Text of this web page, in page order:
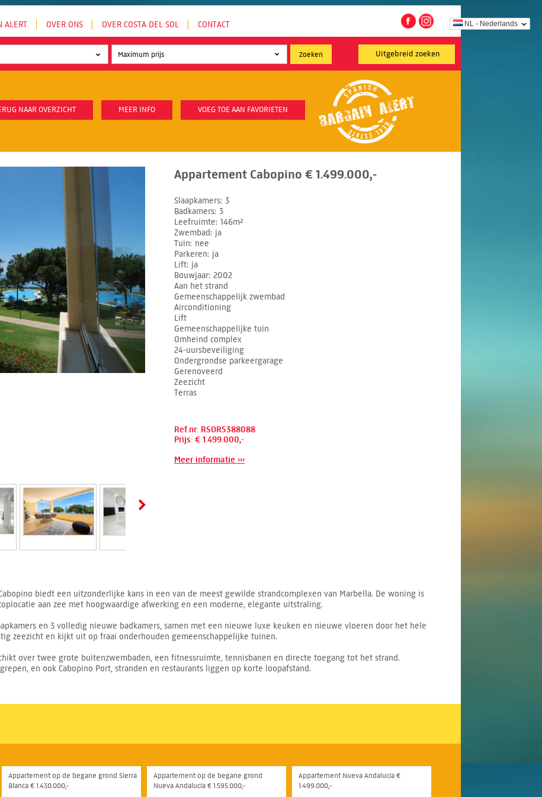
NL - Nederlands
ALERT OVER ONS OVER COSTA DEL SOL CONTACT
Uitgebreid zoeken
NAAR OVERZICHT MEER INFO VOEG TOE AAN FAVORIETEN
Appartement Cabopino € 1.499.000,-
Slaapkamers 3
Badkamers 3
Leefruimte 146m²
Zwembad
ja
Tuin nee
Parkeren ja
Lift ja
Bouwjaar 2002
Aan het strand
Gemeenschappelijk zwembad
Airconditioning
Lift
Gemeenschappelijke tuin
Omheind complex
24-uursbeveiliging
Ondergrondse parkeergarage
Gerenoveerd
Zeezicht
Terras
Ref.nr: RSOR5388088
Prijs: € 1.499.000,-
Meer informatie ›››
biedt een uitzonderlijke kans in een van de meest gewilde strandcomplexen van Marbella. De woning is
aan zee met hoogwaardige afwerking en een moderne, elegante uitstraling.
en 3 volledig nieuwe badkamers, samen met een nieuwe luxe keuken en nieuwe vloeren door het hele
zeezicht en kijkt uit op fraai onderhouden gemeenschappelijke tuinen.
over twee grote buitenzwembaden, een fitnessruimte, tennisbanen en directe toegang tot het strand.
en ook Cabopino Port, stranden en restaurants liggen op korte loopafstand.
Appartement op de begane grond Sierra
Blanca € 1.430.000,-
Appartement op de begane grond
Nueva Andalucía € 1.595.000,-
Appartement Nueva Andalucía €
1.499.000,-